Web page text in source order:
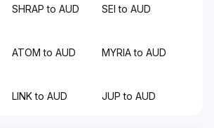
SHRAP to AUD SEI to AUD
ATOM to AUD MYRIA to AUD
LINK to AUD JUP to AUD